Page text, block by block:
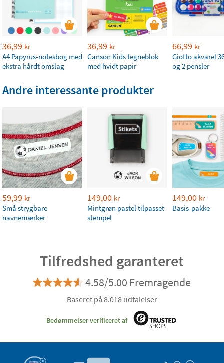
36,99 kr
A4 Papyrus-notesbog med
ekstra hårdt omslag
36,99 kr
Canson Kids tegneblok
med hvidt papir
66,99 kr
Giotto akvarel
og 2 pensler
Andre interessante produkter
59,99 kr
Små strygbare
navnemærker
149,00 kr
Mintgrøn pastel tilpasset
stempel
149,00 kr
Basis-pakke
Tilfredshed garanteret
4.58/5.00 Fremragende
Baseret på 8.018 udtalelser
Bedømmelser verificeret af